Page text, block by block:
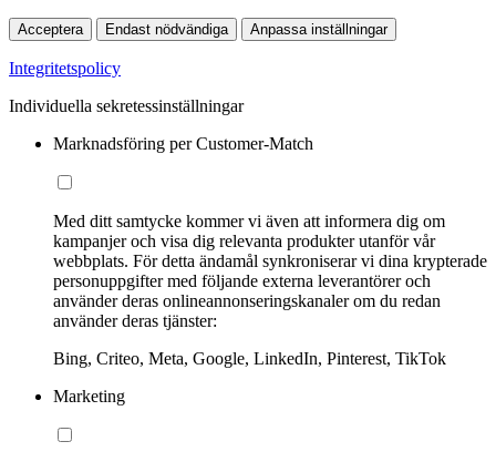
Acceptera Endast nödvändiga Anpassa inställningar
Integritetspolicy
Individuella sekretessinställningar
Marknadsföring per Customer-Match
Med ditt samtycke kommer vi även att informera dig om
kampanjer och visa dig relevanta produkter utanför vår
webbplats. För detta ändamål synkroniserar vi dina krypterade
personuppgifter med följande externa leverantörer och
använder deras onlineannonseringskanaler om du redan
använder deras tjänster:
Bing, Criteo, Meta, Google, LinkedIn, Pinterest, TikTok
Marketing